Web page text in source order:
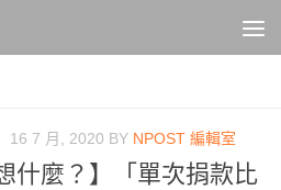
16 7 月, 2020 BY NPOST 編輯室
什麼？】「單次捐款比